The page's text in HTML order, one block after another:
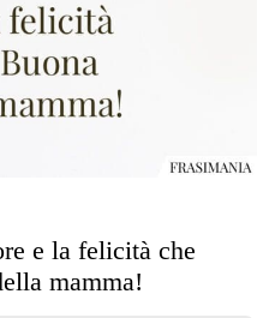
e la felicità che
mamma!